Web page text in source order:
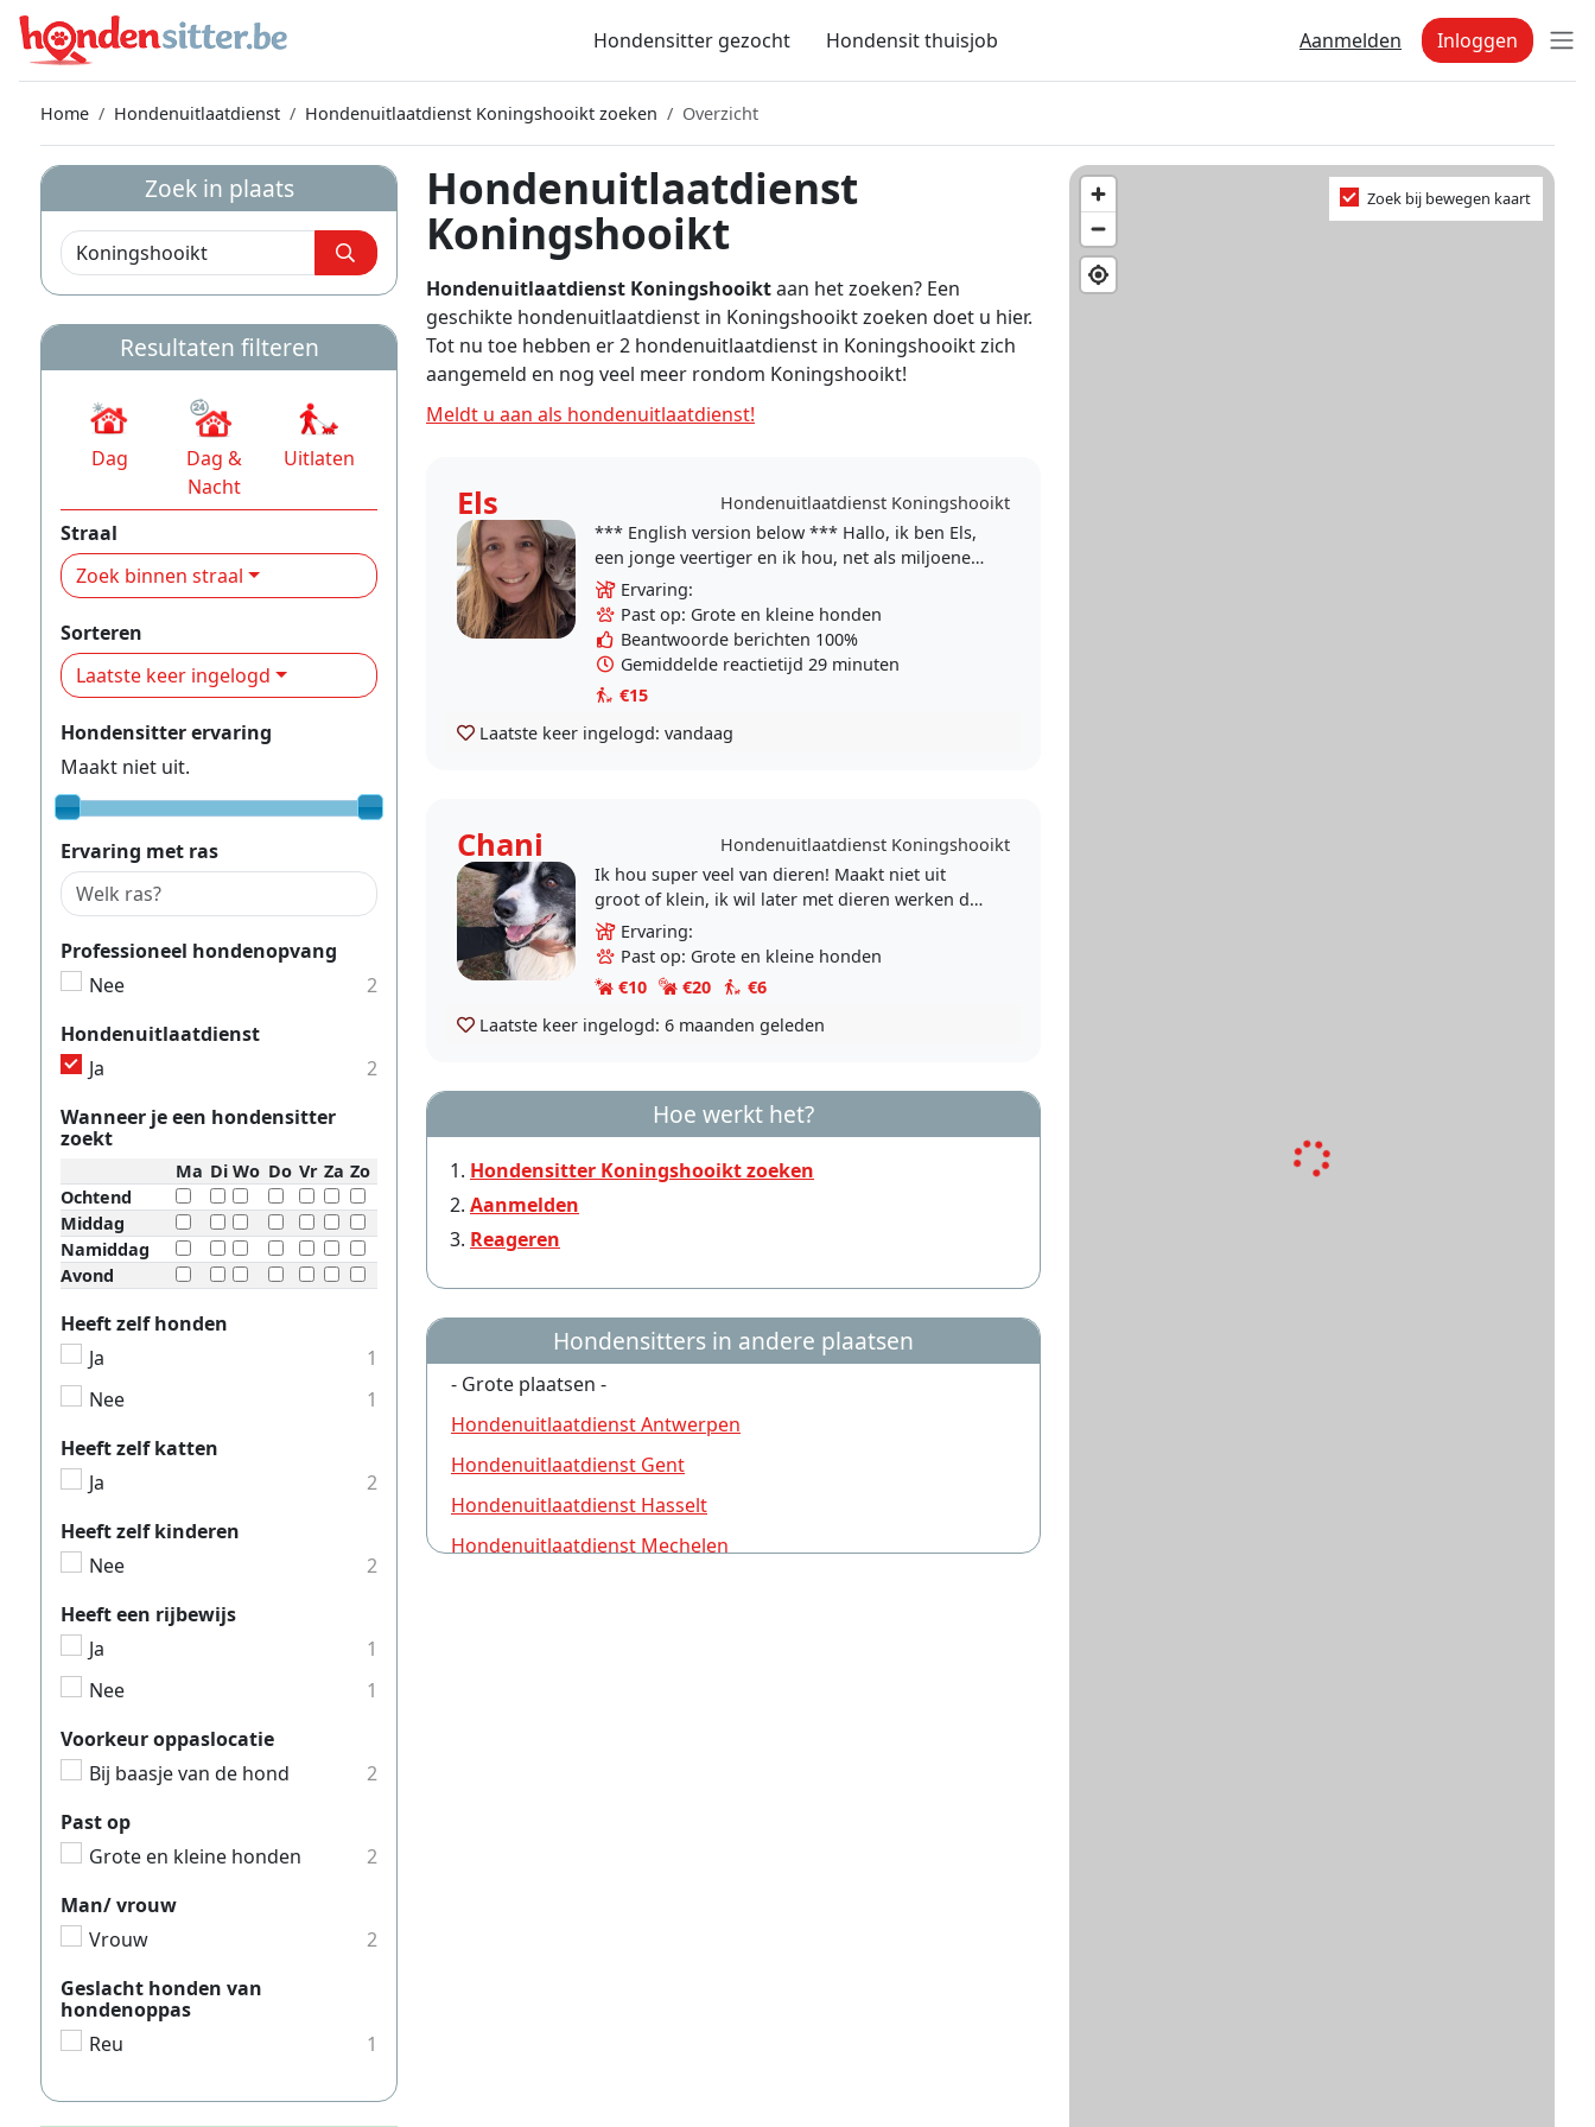
Hondensitter gezocht Hondensit thuisjob Aanmelden Inloggen
Home Hondenuitlaatdienst Hondenuitlaatdienst Koningshooikt zoeken Overzicht
Hondenuitlaatdienst
Koningshooikt
Hondenuitlaatdienst Koningshooiktaan het zoeken? Een
geschikte hondenuitlaatdienst in Koningshooikt zoeken doet u hier.
Tot nu toe hebben er 2 hondenuitlaatdienst in Koningshooikt zich
aangemeld en nog veel meer rondom Koningshooikt!
Meldt u aan als hondenuitlaatdienst!
Els
Hondenuitlaatdienst Koningshooikt
*** English version below *** Hallo, ik ben Els,
een jonge veertiger en ik hou, net als miljoenen
mensen, veel van dieren. Ik hou ook van
boeken..
Ervaring:
Past op: Grote en kleine honden
Beantwoorde berichten 100%
Gemiddelde reactietijd 29 minuten
€15
Laatste keer ingelogd: vandaag
Chani
Hondenuitlaatdienst Koningshooikt
Ik hou super veel van dieren! Maakt niet uit
groot of klein, ik wil later met dieren werken dus
wil ik graag honden oppas worden voor een
goede..
Ervaring:
Past op: Grote en kleine honden
€10
€20
€6
Laatste keer ingelogd: 6 maanden geleden
Hoe werkt het?
Hondensitter Koningshooikt zoeken
Aanmelden
Reageren
Hondensitters in andere plaatsen
- Grote plaatsen -
Hondenuitlaatdienst Antwerpen
Hondenuitlaatdienst Gent
Hondenuitlaatdienst Hasselt
Hondenuitlaatdienst Mechelen
Zoek bij bewegen kaart
Zoek in plaats
Resultaten filteren
Dag
Dag &
Nacht
Uitlaten
Straal
Zoek binnen straal
Sorteren
Laatste keer ingelogd
Hondensitter ervaring
Maakt niet uit.
Ervaring met ras
Professioneel hondenopvang
Nee
2
Hondenuitlaatdienst
Ja
2
Wanneer je een hondensitter
zoekt
Ma Di Wo Do Vr Za Zo
Ochtend
Middag
Namiddag
Avond
Heeft zelf honden
Ja
1
Nee
1
Heeft zelf katten
Ja
2
Heeft zelf kinderen
Nee
2
Heeft een rijbewijs
Ja
1
Nee
1
Voorkeur oppaslocatie
Bij baasje van de hond
2
Past op
Grote en kleine honden
2
Man/ vrouw
Vrouw
2
Geslacht honden van
hondenoppas
Reu
1